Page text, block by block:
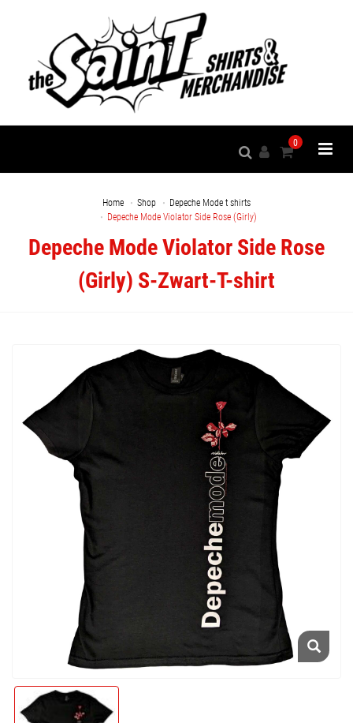
0
Home Shop
Depeche Mode t shirts
Depeche Mode Violator Side Rose (Girly)
Depeche Mode Violator Side Rose
(Girly) S-Zwart-T-shirt